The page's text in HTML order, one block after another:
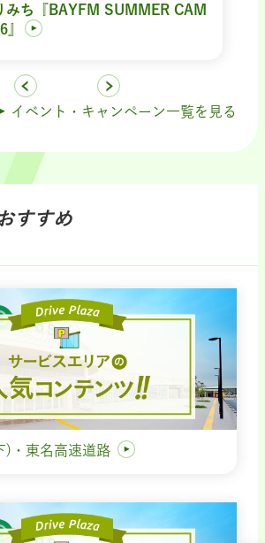
みち『BAYFM SUMMER CAM
イベント・キャンペーン一覧を見る
すすめ
)・東名高速道路